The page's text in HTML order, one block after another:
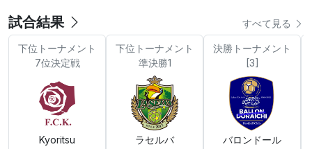
試合結果 すべて見る
下位トーナメント
7位決定戦
Kyoritsu
下位トーナメント
準決勝1
ラセルバ
決勝トーナメント
[3]
バロンドール